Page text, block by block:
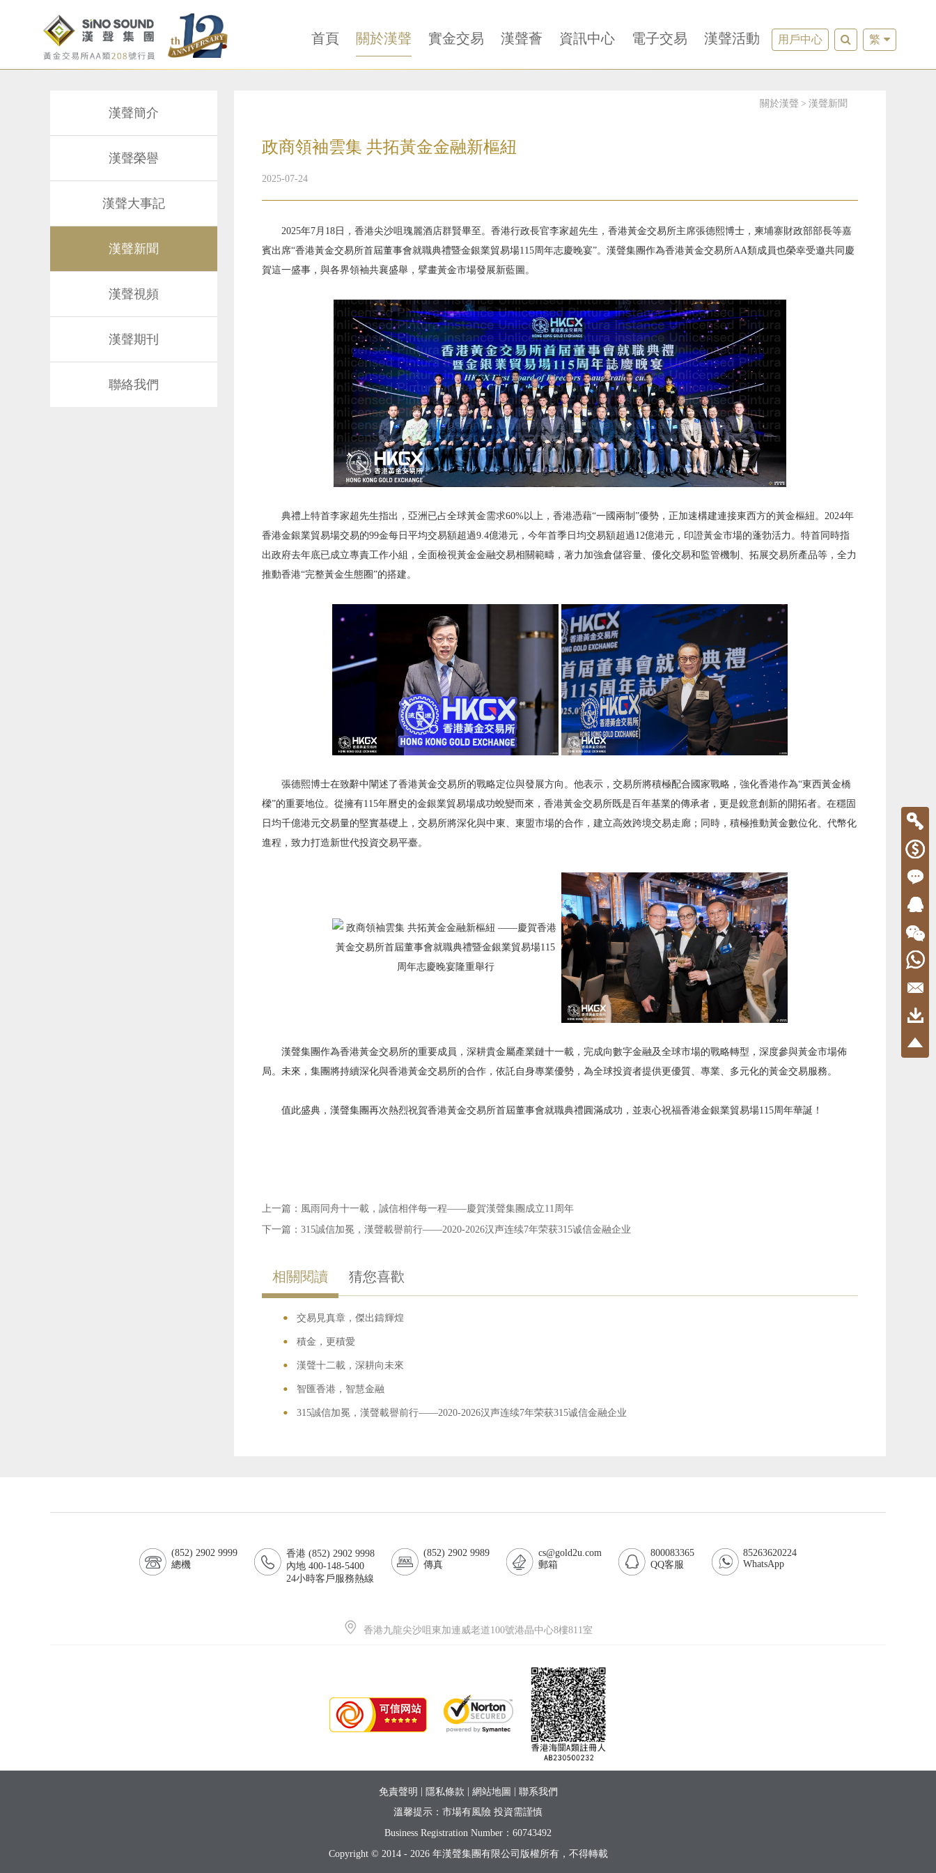
用戶中心 繁
首頁 關於漢聲 實金交易 漢聲薈 資訊中心 電子交易 漢聲活動
漢聲簡介
漢聲榮譽
漢聲大事記
漢聲新聞
漢聲視頻
漢聲期刊
聯絡我們
關於漢聲 漢聲新聞
政商領袖雲集 共拓黃金金融新樞紐
2025-07-24
2025年7月18日，香港尖沙咀瑰麗酒店群賢畢至。香港行政長官李家超先生，香港黃金交易所主席張德熙博士，柬埔寨財政部部長等嘉
賓出席“香港黃金交易所首屆董事會就職典禮暨金銀業貿易場115周年志慶晚宴”。漢聲集團作為香港黃金交易所AA類成員也榮幸受邀共同慶
賀這一盛事，與各界領袖共襄盛舉，擘畫黃金市場發展新藍圖。
典禮上特首李家超先生指出，亞洲已占全球黃金需求60%以上，香港憑藉“一國兩制”優勢，正加速構建連接東西方的黃金樞紐。2024年
香港金銀業貿易場交易的99金每日平均交易額超過9.4億港元，今年首季日均交易額超過12億港元，印證黃金市場的蓬勃活力。特首同時指
出政府去年底已成立專責工作小組，全面檢視黃金金融交易相關範疇，著力加強倉儲容量、優化交易和監管機制、拓展交易所產品等，全力
推動香港“完整黃金生態圈”的搭建。
張德熙博士在致辭中闡述了香港黃金交易所的戰略定位與發展方向。他表示，交易所將積極配合國家戰略，強化香港作為“東西黃金橋
樑”的重要地位。從擁有115年曆史的金銀業貿易場成功蛻變而來，香港黃金交易所既是百年基業的傳承者，更是銳意創新的開拓者。在穩固
日均千億港元交易量的堅實基礎上，交易所將深化與中東、東盟市場的合作，建立高效跨境交易走廊；同時，積極推動黃金數位化、代幣化
進程，致力打造新世代投資交易平臺。
漢聲集團作為香港黃金交易所的重要成員，深耕貴金屬產業鏈十一載，完成向數字金融及全球市場的戰略轉型，深度參與黃金市場佈
局。未來，集團將持續深化與香港黃金交易所的合作，依託自身專業優勢，為全球投資者提供更優質、專業、多元化的黃金交易服務。
值此盛典，漢聲集團再次熱烈祝賀香港黃金交易所首屆董事會就職典禮圓滿成功，並衷心祝福香港金銀業貿易場115周年華誕！
上一篇： 風雨同舟十一載，誠信相伴每一程——慶賀漢聲集團成立11周年
下一篇： 315誠信加冕，漢聲載譽前行——2020-2026汉声连续7年荣获315诚信金融企业
相關閱讀 猜您喜歡
•
• 交易見真章，傑出鑄輝煌
• 積金，更積愛
• 漢聲十二載，深耕向未來
• 智匯香港，智慧金融
• 315誠信加冕，漢聲載譽前行——2020-2026汉声连续7年荣获315诚信金融企业
(852) 2902 9999
總機
香港 (852) 2902 9998
內地 400-148-5400
24小時客戶服務熱線
(852) 2902 9989
傳真
cs@gold2u.com
郵箱
800083365
QQ客服
85263620224
WhatsApp
香港九龍尖沙咀東加連威老道100號港晶中心8樓811室
免責聲明 | 隱私條款 | 網站地圖 | 聯系我們
溫馨提示：市場有風險 投資需謹慎
Business Registration Number：60743492
Copyright © 2014 - 2026 年漢聲集團有限公司版權所有，不得轉載